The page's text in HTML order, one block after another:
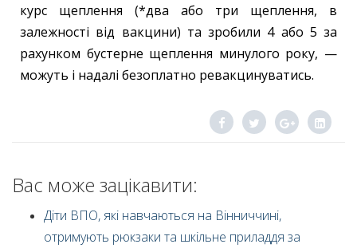
курс щеплення (*два або три щеплення, в
залежності від вакцини) та зробили 4 або 5 за
рахунком бустерне щеплення минулого року, —
можуть і надалі безоплатно ревакцинуватись.
Вас може зацікавити:
Діти ВПО, які навчаються на Вінниччині,
отримують рюкзаки та шкільне приладдя за